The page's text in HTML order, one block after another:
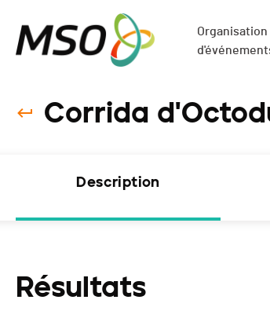
Corrida
Description
Résultats